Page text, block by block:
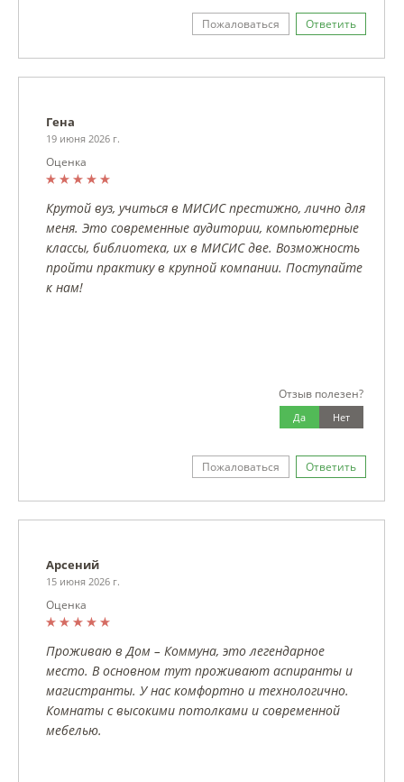
Пожаловаться Ответить
Гена
19 июня 2026 г.
Оценка
Крутой вуз, учиться в МИСИС престижно, лично для
меня. Это современные аудитории, компьютерные
классы, библиотека, их в МИСИС две. Возможность
пройти практику в крупной компании. Поступайте
к нам!
Отзыв полезен?
Нет
Да
Пожаловаться Ответить
Арсений
15 июня 2026 г.
Оценка
Проживаю в Дом – Коммуна, это легендарное
место. В основном тут проживают аспиранты и
магистранты. У нас комфортно и технологично.
Комнаты с высокими потолками и современной
мебелью.